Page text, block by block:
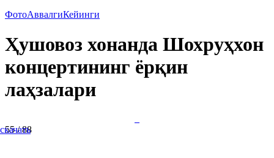
ФотоАввалгиКейинги
Ҳушовоз хонанда Шохруҳхон
концертининг ёрқин
лаҳзалари
скачать
55 / 88